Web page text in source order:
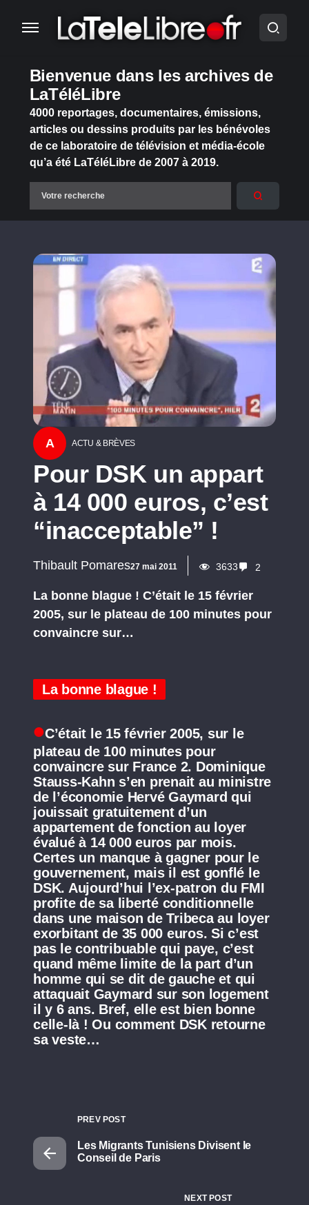
Bienvenue dans les archives de
LaTéléLibre
4000 reportages, documentaires, émissions,
articles ou dessins produits par les bénévoles
de ce laboratoire de télévision et média-école
qu’a été LaTéléLibre de 2007 à 2019.
A ACTU & BRÈVES
Pour DSK un appart
à 14 000 euros, c’est
“inacceptable” !
Thibault Pomares27 mai 2011 3633 2
La bonne blague ! C’était le 15 février
2005, sur le plateau de 100 minutes pour
convaincre sur…
La bonne blague !
C’était le 15 février 2005, sur le
plateau de 100 minutes pour
convaincre sur France 2. Dominique
Stauss-Kahn s’en prenait au ministre
de l’économie Hervé Gaymard qui
jouissait gratuitement d’un
appartement de fonction au loyer
évalué à 14 000 euros par mois.
Certes un manque à gagner pour le
gouvernement, mais il est gonflé le
DSK. Aujourd’hui l’ex-patron du FMI
profite de sa liberté conditionnelle
dans une maison de Tribeca au loyer
exorbitant de 35 000 euros. Si c’est
pas le contribuable qui paye, c’est
quand même limite de la part d’un
homme qui se dit de gauche et qui
attaquait Gaymard sur son logement
il y 6 ans. Bref, elle est bien bonne
celle-là ! Ou comment DSK retourne
sa veste…
PREV POST
Les Migrants Tunisiens Divisent le
Conseil de Paris
NEXT POST